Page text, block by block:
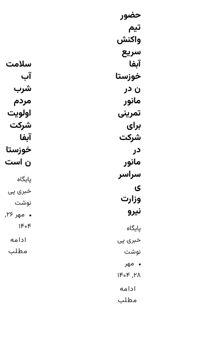
حضور
تیم
واکنش
سریع
آبفا
خوزستا
ن در
مانور
تمرینی
برای
شرکت
در
مانور
سراسر
ی
وزارت
نیرو
پایگاه
خبری پی
نوشت
مهر
۲۸, ۱۴۰۴
ادامه
مطلب
سلامت
آب
شرب
مردم
اولویت
شرکت
آبفا
خوزستا
ن است
پایگاه
خبری پی
نوشت
مهر ۲۶,
۱۴۰۴
ادامه
مطلب